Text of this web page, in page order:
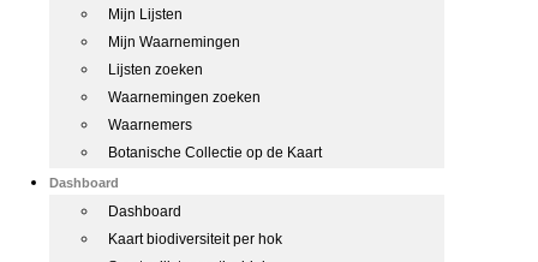
Mijn Lijsten
Mijn Waarnemingen
Lijsten zoeken
Waarnemingen zoeken
Waarnemers
Botanische Collectie op de Kaart
Dashboard
Dashboard
Kaart biodiversiteit per hok